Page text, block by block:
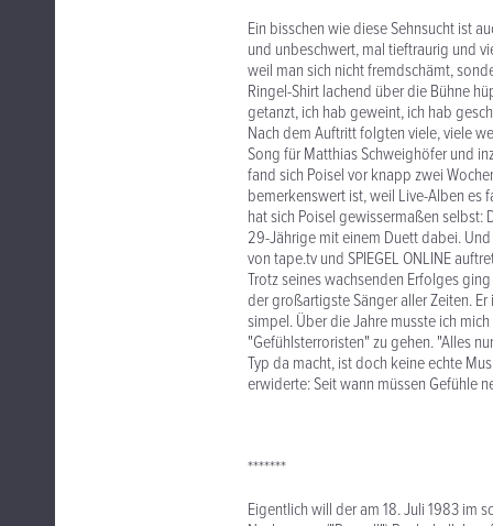
Ein bisschen wie diese Sehnsucht ist
und unbeschwert, mal tieftraurig und
weil man sich nicht fremdschämt,
Ringel-Shirt lachend über die Bühne
getanzt, ich hab geweint, ich hab
Nach dem Auftritt folgten viele, viele
Song für Matthias Schweighöfer und
fand sich Poisel vor knapp zwei
bemerkenswert ist, weil Live-Alben es
hat sich Poisel gewissermaßen selbst:
29-Jährige mit einem Duett dabei.
von tape.tv und SPIEGEL ONLINE
Trotz seines wachsenden Erfolges
der großartigste Sänger aller Zeiten.
simpel. Über die Jahre musste ich
"Gefühlsterroristen" zu gehen. "Alles
Typ da macht, ist doch keine echte
erwiderte: Seit wann müssen Gefühle
*******
Eigentlich will der am 18. Juli 1983 im